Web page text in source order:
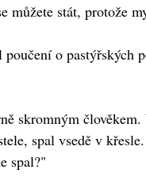
můžete stát, protože
poučení o
skromným
spal vsedě v
spal?"